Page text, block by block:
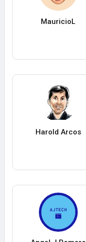
MauricioL
Harold Arcos